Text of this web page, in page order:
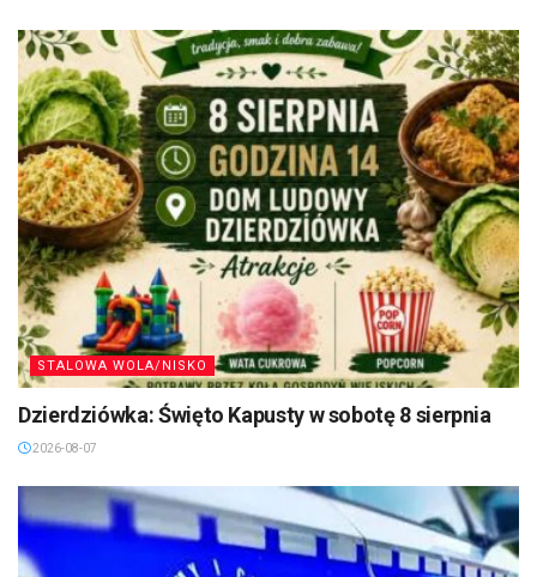
STALOWA WOLA/NISKO
Dzierdziówka: Święto Kapusty w sobotę 8 sierpnia
2026-08-07